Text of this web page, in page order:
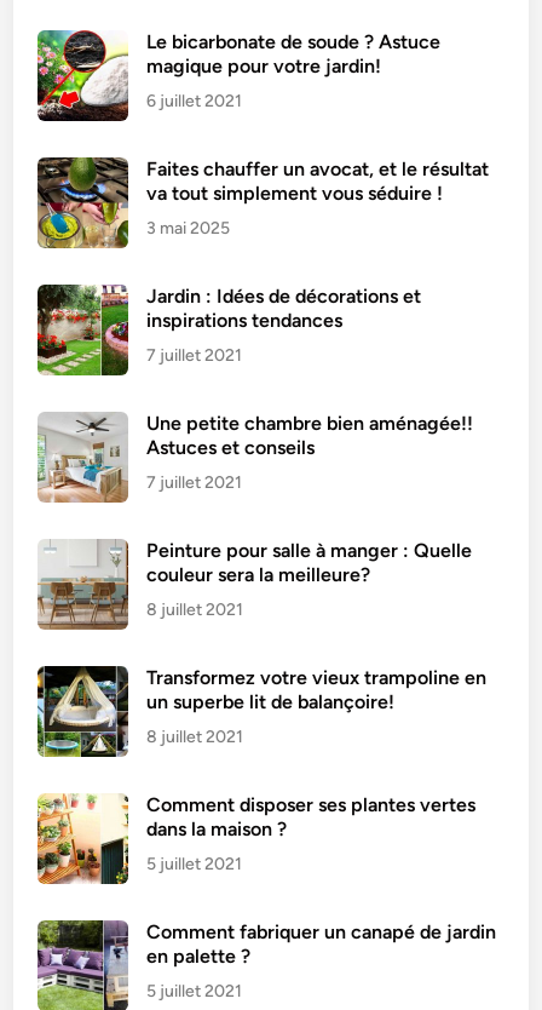
Le bicarbonate de soude ? Astuce
magique pour votre jardin!
6 juillet 2021
Faites chauffer un avocat, et le résultat
va tout simplement vous séduire !
3 mai 2025
Jardin : Idées de décorations et
inspirations tendances
7 juillet 2021
Une petite chambre bien aménagée!!
Astuces et conseils
7 juillet 2021
Peinture pour salle à manger : Quelle
couleur sera la meilleure?
8 juillet 2021
Transformez votre vieux trampoline en
un superbe lit de balançoire!
8 juillet 2021
Comment disposer ses plantes vertes
dans la maison ?
5 juillet 2021
Comment fabriquer un canapé de jardin
en palette ?
5 juillet 2021